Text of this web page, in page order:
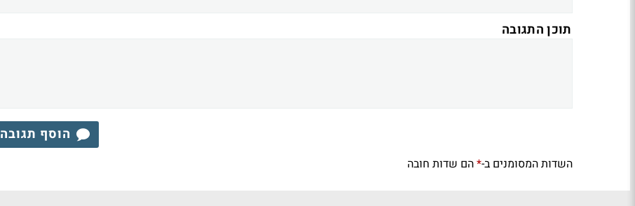
תוכן התגובה
הוסף תגובה
השדות המסומנים ב-*הם שדות חובה